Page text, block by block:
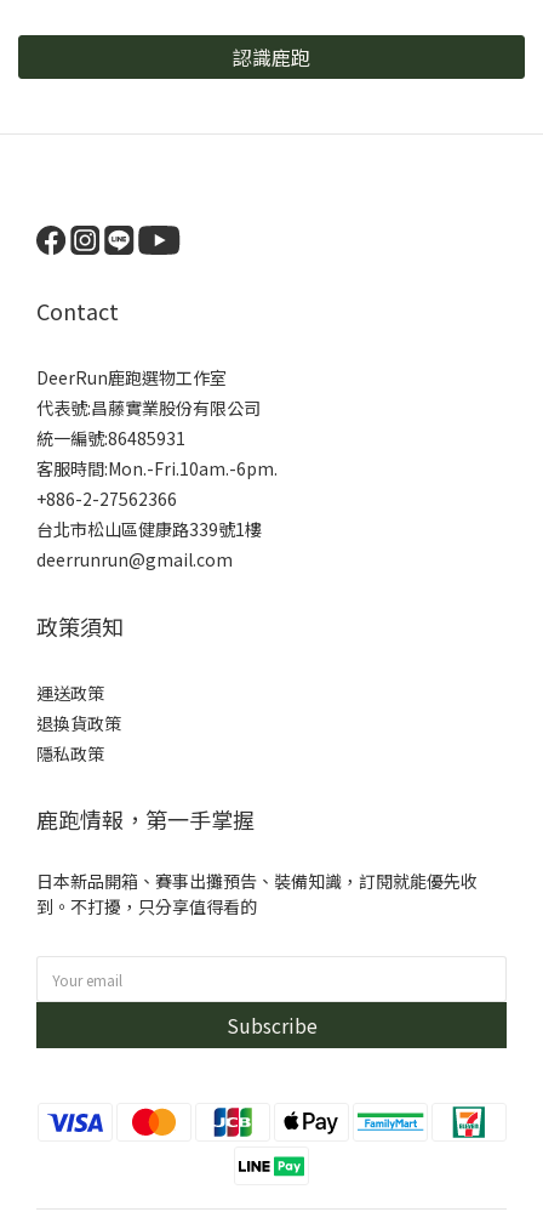
認識鹿跑
Contact
DeerRun鹿跑選物工作室
代表號:昌藤實業股份有限公司
統一編號:86485931
客服時間:Mon.-Fri.10am.-6pm.
+886-2-27562366
台北市松山區健康路339號1樓
deerrunrun@gmail.com
政策須知
運送政策
退換貨政策
隱私政策
鹿跑情報，第一手掌握
日本新品開箱、賽事出攤預告、裝備知識，訂閱就能優先收
到。不打擾，只分享值得看的
Subscribe